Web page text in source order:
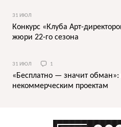
31 ИЮЛ
Конкурс «Клуба Арт-
жюри 22-го сезона
31 ИЮЛ 1
«Бесплатно — значит обман»:
некоммерческим проектам